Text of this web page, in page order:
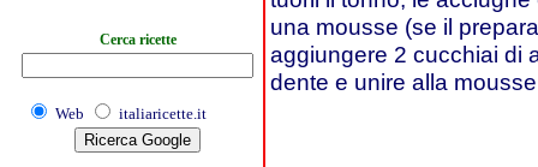
Cerca ricette
Web italiaricette.it
una mousse (se il
aggiungere 2 cucchiai di
dente e unire alla